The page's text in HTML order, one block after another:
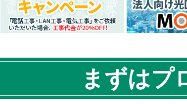
まずはプ